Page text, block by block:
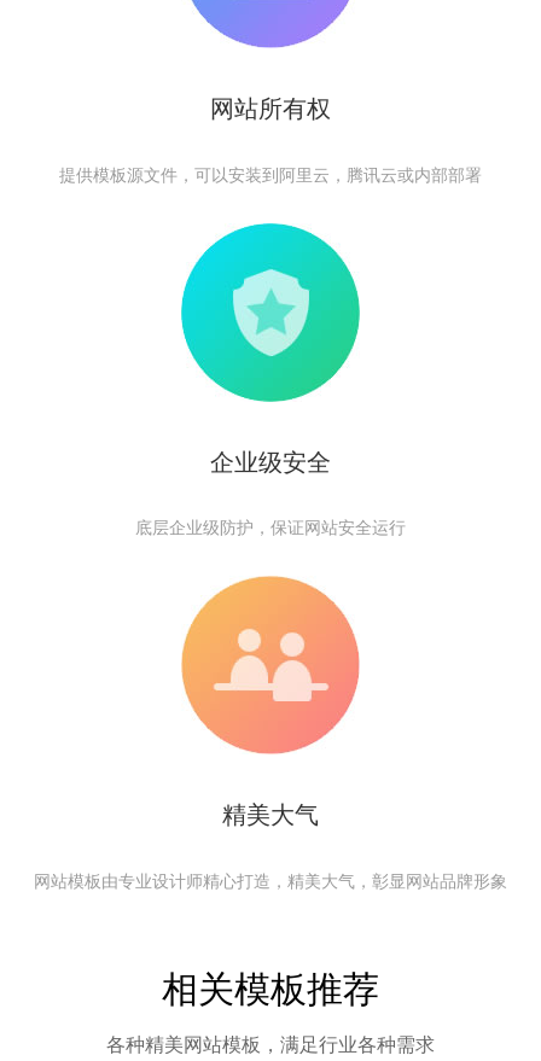
网站所有权
提供模板源文件，可以安装到阿里云，腾讯云或内部部署
企业级安全
底层企业级防护，保证网站安全运行
精美大气
网站模板由专业设计师精心打造，精美大气，彰显网站品牌形象
相关模板推荐
各种精美网站模板，满足行业各种需求